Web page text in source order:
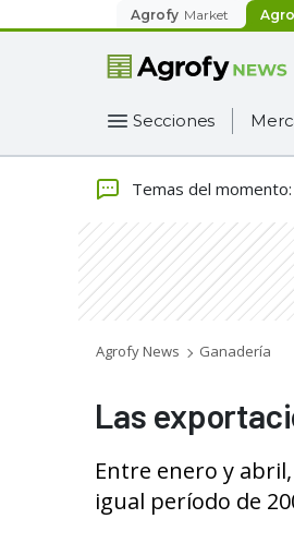
Agrofy Market
Secciones
Temas del momento:
Agrofy News Ganadería
Las
Entre enero y
igual período de